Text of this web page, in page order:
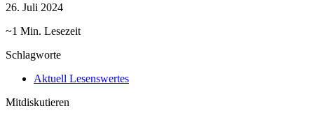
26. Juli 2024
~1 Min. Lesezeit
Schlagworte
Aktuell Lesenswertes
Mitdiskutieren